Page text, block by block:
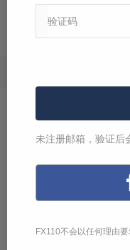
虚假宣传理赔